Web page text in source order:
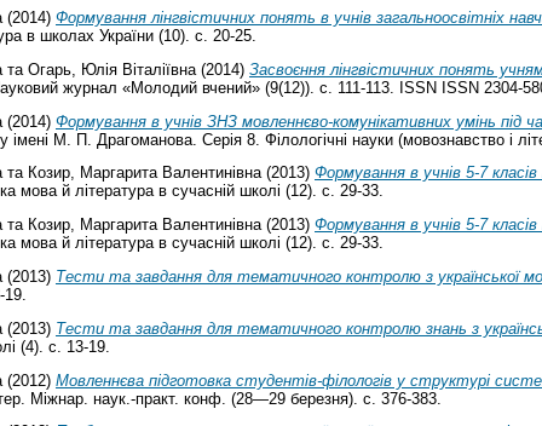
(2014) Формування лінгвістичних понять в учнів загальноосвітніх
в школах України (10). с. 20-25.
та Огарь, Юлія Віталіївна (2014) Засвоєння лінгвістичних понять
журнал «Молодий вчений» (9(12)). с. 111-113. ISSN ISSN 2304-
(2014) Формування в учнів ЗНЗ мовленнєво-комунікативних умінь під
імені М. П. Драгоманова. Серія 8. Філологічні науки (мовознавство і
та Козир, Маргарита Валентинівна(2013) Формування в учнів 5-7
мова й література в сучасній школі (12). с. 29-33.
та Козир, Маргарита Валентинівна(2013) Формування в учнів 5-7
мова й література в сучасній школі (12). с. 29-33.
(2013) Тести та завдання для тематичного контролю з української
(2013) Тести та завдання для тематичного контролю знань з
(4). с. 13-19.
(2012) Мовленнєва підготовка студентів-філологів у структурі
Міжнар. наук.-практ. конф. (28—29 березня). с. 376-383.